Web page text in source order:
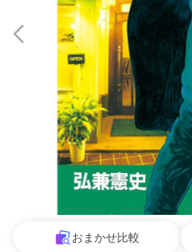
おまかせ比較